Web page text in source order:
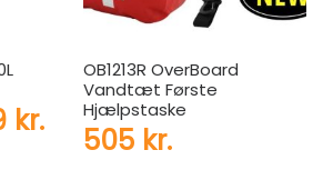
oprindelige pris var:
kr.Den aktuelle pris er:
OB1213R OverBoard
Vandtæt Første
Hjælpstaske
505 kr.